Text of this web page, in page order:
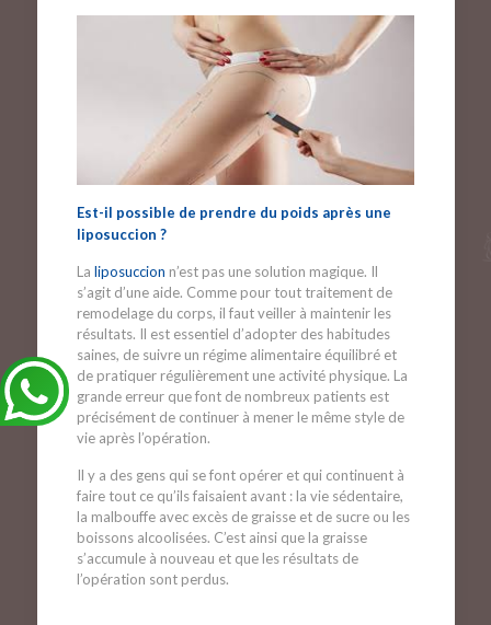
Est-il possible de prendre du poids après une
liposuccion ?
La liposuccion n’est pas une solution magique. Il
s’agit d’une aide. Comme pour tout traitement de
remodelage du corps, il faut veiller à maintenir les
résultats. Il est essentiel d’adopter des habitudes
saines, de suivre un régime alimentaire équilibré et
de pratiquer régulièrement une activité physique. La
grande erreur que font de nombreux patients est
précisément de continuer à mener le même style de
vie après l’opération.
Il y a des gens qui se font opérer et qui continuent à
faire tout ce qu’ils faisaient avant : la vie sédentaire,
la malbouffe avec excès de graisse et de sucre ou les
boissons alcoolisées. C’est ainsi que la graisse
s’accumule à nouveau et que les résultats de
l’opération sont perdus.